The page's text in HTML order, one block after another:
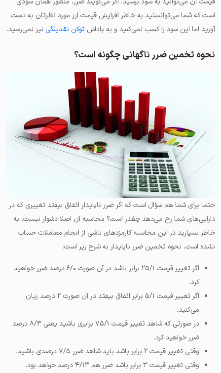
است که شما می‌توانستید به خاطر افزایش قیمت ارز مورد نظرتان به دست
آورید اما این سود را کسب نمی‌کنید و به پاداش توکن نقدینگی نیز نمی‌رسید.
نحوه تخمین ضرر ناگهانی چگونه است؟
حتما برای شما هم سؤال است که اگر ضرر ناپایدار اتفاق بیفتد تغییری که در
دارایی‌های شما رخ می‌دهد چقدر است؟ محاسبه آن اصلا دشوار نیست. به
خاطر بسپارید در این محاسبه کارمزدهای ناشی از انجام معاملات حساب
نشده است. نحوه تخمین ضرر ناپایدار به شرح زیر است:
اگر تغییر قیمت ۲۵/۱ برابر باشد در آن صورت ۶/۰ درصد ضرر خواهید
کرد.
اگر تغییر قیمت ۵/۱ برابر اتفاق بیفتد در آن صورت ۲ درصد زیان
می‌کنید.
در صورتی که شاهد تغییر قیمت ۷۵/۱ برابری باشید یعنی ۸/۳ درصد
ضرر خواهید کرد.
وقتی تغییر قیمت ۲ برابر باشد باید شاهد ضرر ۷/۵ درصدی باشید.
وقتی تغییر قیمت ۳ برابر باشد ضرر هم ۴/۱۳ درصد خواهد بود.